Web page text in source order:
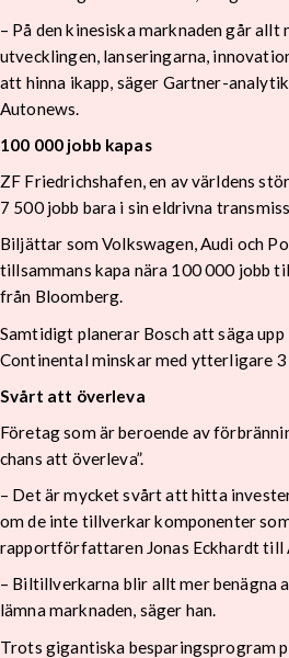
– På den kinesiska marknaden går allt
utvecklingen, lanseringarna,
att hinna ikapp, säger Gartner-
Autonews.
100 000 jobb kapas
ZF Friedrichshafen, en av världens
7 500 jobb bara i sin eldrivna
Biljättar som Volkswagen, Audi och
tillsammans kapa nära 100 000 jobb
från Bloomberg.
Samtidigt planerar Bosch att säga
Continental minskar med ytterligare 3
Svårt att överleva
Företag som är beroende av
chans att överleva”.
– Det är mycket svårt att hitta
om de inte tillverkar komponenter
rapportförfattaren Jonas Eckhardt till
– Biltillverkarna blir allt mer benägna
lämna marknaden, säger han.
Trots gigantiska besparingsprogram